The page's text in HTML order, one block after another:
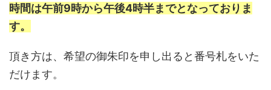
時間は午前9時から午後4時半までとなっておりま
す。
頂き方は、希望の御朱印を申し出ると番号札をいた
だけます。